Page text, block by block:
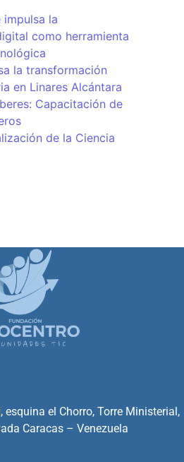
la
como herramienta
la transformación
en Linares Alcántara
Capacitación de
de la Ciencia
esquina el Chorro, Torre Ministerial,
Caracas – Venezuela